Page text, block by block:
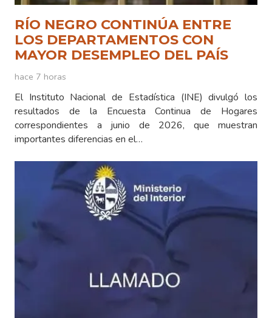
RÍO NEGRO CONTINÚA ENTRE
LOS DEPARTAMENTOS CON
MAYOR DESEMPLEO DEL PAÍS
hace 7 horas
El Instituto Nacional de Estadística (INE) divulgó los
resultados de la Encuesta Continua de Hogares
correspondientes a junio de 2026, que muestran
importantes diferencias en el…